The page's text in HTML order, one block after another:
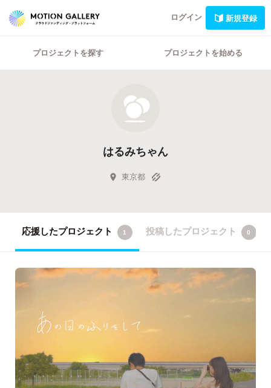
ログイン 新規登録
プロジェクトを探す プロジェクトを始める
はるみちゃん
東京都
応援したプロジェクト 1 投稿したプロジェクト 0